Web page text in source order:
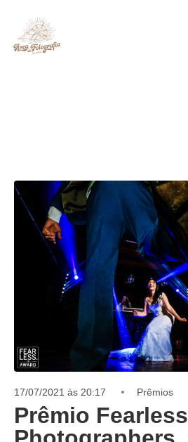
17/07/2021 às 20:17 Prêmios
Prêmio Fearless